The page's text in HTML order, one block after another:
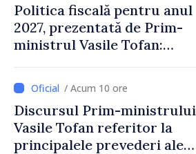
Politica fiscală pentru anul
2027, prezentată de Prim-
ministrul Vasile Tofan:
stimularea investițiilor și o
taxare mai echitabilă
/ Acum 10 ore
Discursul Prim-ministrului
Vasile Tofan referitor la
principalele prevederi ale